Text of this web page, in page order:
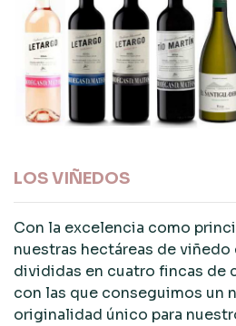
LOS VIÑEDOS
Con la excelencia como
nuestras hectáreas de viñedo
divididas en cuatro fincas de
con las que conseguimos un
originalidad único para